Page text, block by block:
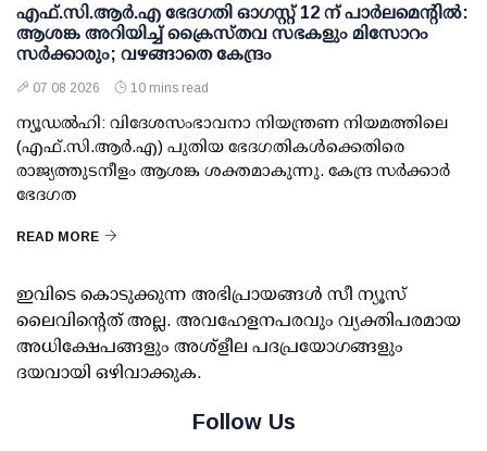
എഫ്.സി.ആര്‍.എ ഭേദഗതി ഓഗസ്റ്റ് 12 ന് പാര്‍ലമെന്റില്‍:
ആശങ്ക അറിയിച്ച് ക്രൈസ്തവ സഭകളും മിസോറം
സര്‍ക്കാരും; വഴങ്ങാതെ കേന്ദ്രം
07 08 2026 10 mins read
ന്യൂഡല്‍ഹി: വിദേശസംഭാവനാ നിയന്ത്രണ നിയമത്തിലെ
(എഫ്.സി.ആര്‍.എ) പുതിയ ഭേദഗതികള്‍ക്കെതിരെ
രാജ്യത്തുടനീളം ആശങ്ക ശക്തമാകുന്നു. കേന്ദ്ര സര്‍ക്കാര്‍
ഭേദഗത
READ MORE
ഇവിടെ കൊടുക്കുന്ന അഭിപ്രായങ്ങള്‍ സീ ന്യൂസ്
ലൈവിന്റെത് അല്ല. അവഹേളനപരവും വ്യക്തിപരമായ
അധിക്ഷേപങ്ങളും അശ്‌ളീല പദപ്രയോഗങ്ങളും
ദയവായി ഒഴിവാക്കുക.
Follow Us